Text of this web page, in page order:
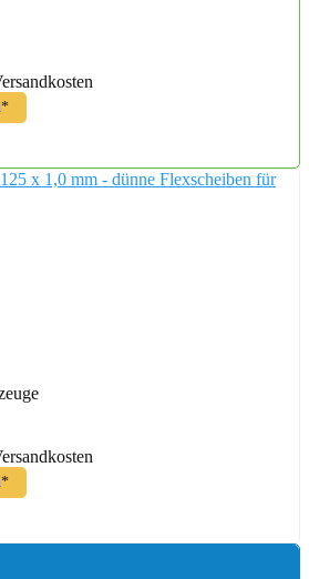
x 1,0 mm - dünne Flexscheiben für